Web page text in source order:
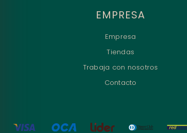
EMPRESA
Empresa
Tiendas
Trabaja con nosotros
Contacto